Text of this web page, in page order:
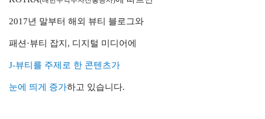
2017년 말부터 해외 뷰티 블로그와
패션·뷰티 잡지, 디지털 미디어에
J-뷰티를 주제로 한 콘텐츠가
눈에 띄게 증가하고 있습니다.